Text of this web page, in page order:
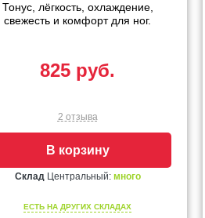
Тонус, лёгкость, охлаждение,
свежесть и комфорт для ног.
825 руб.
2 отзыва
В корзину
СкладЦентральный: много
ЕСТЬ НА ДРУГИХ СКЛАДАХ